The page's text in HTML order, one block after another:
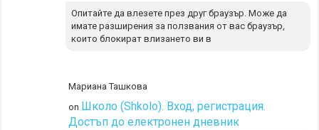
Опитайте да влезете през друг браузър. Може да
имате разширения за ползвания от вас браузър,
които блокират влизането ви в
Мариана Ташкова
on Школо (Shkolo). Вход, регистрация.
Достъп до електронен дневник